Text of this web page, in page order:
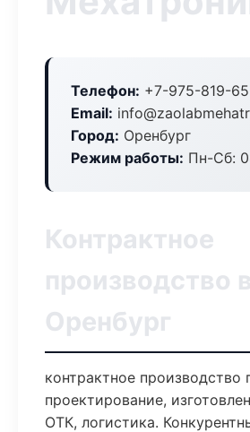
Телефон: +7-975-819-
Email:
Город: Оренбург
Режим работы: Пн-Сб:
Контрактное
производство в
Оренбург
контрактное производство
проектирование,
ОТК, логистика.